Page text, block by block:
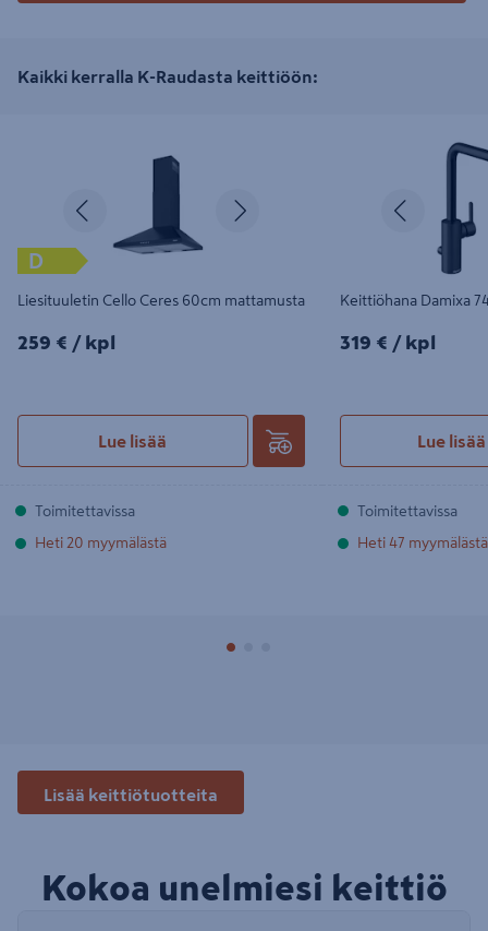
Kaikki kerralla K-Raudasta keittiöön:
D
Liesituuletin Cello Ceres 60cm mattamusta
259€/kpl
259 € / kpl
Lue lisää
Toimitettavissa
Heti 20 myymälästä
Edellinen
Keittiöhana Damixa
319€/kpl
319 € / kpl
Lue lisää
Toimitettavissa
Heti 47 myymälästä
Lisää keittiötuotteita
Kokoa unelmiesi keittiö